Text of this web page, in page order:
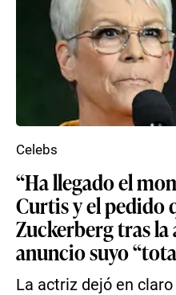
“Ha llegado el
Curtis y el pedido
Zuckerberg tras
anuncio suyo
La actriz dejó en
Celebs